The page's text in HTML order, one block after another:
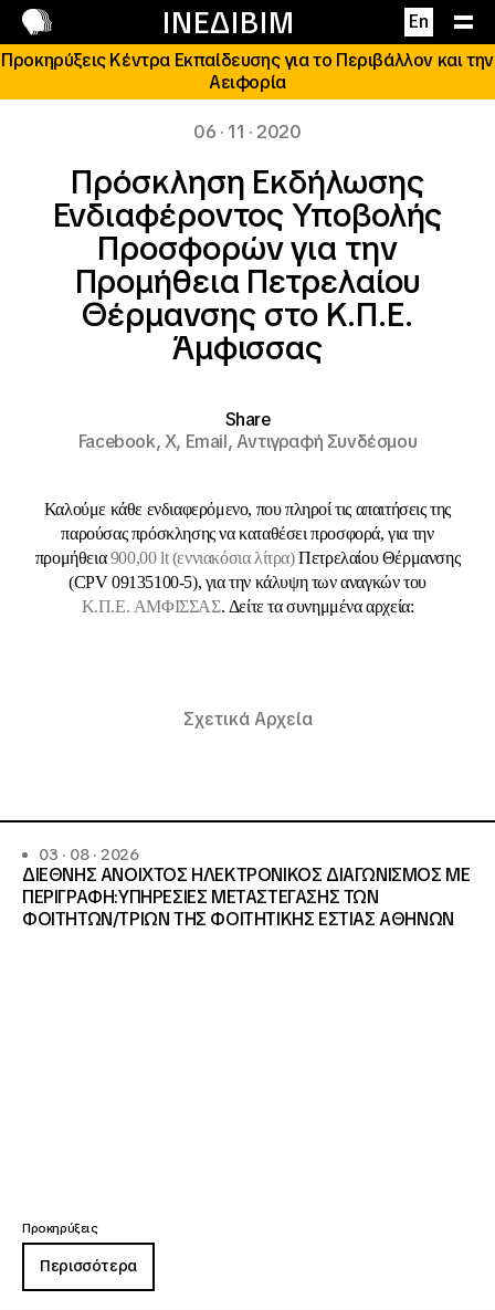
ΙΝΕΔΙΒΙΜ En
Επικοινωνία
Προκηρύξεις Κέντρα Εκπαίδευσης για το Περιβάλλον και την
Αειφορία
06 · 11 · 2020
Πρόσκληση Εκδήλωσης
Ενδιαφέροντος Υποβολής
Προσφορών για την
Προμήθεια Πετρελαίου
Θέρμανσης στο Κ.Π.Ε.
Άμφισσας
Share
Facebook,X, Email,Αντιγραφή Συνδέσμου
Καλούμε κάθε ενδιαφερόμενο, που πληροί τις απαιτήσεις της
παρούσας πρόσκλησης να καταθέσει προσφορά, για την
προμήθεια900,00 lt (εννιακόσια λίτρα)Πετρελαίου Θέρμανσης
(CPV 09135100-5), για την κάλυψη των αναγκών του
Κ.Π.Ε. ΑΜΦΙΣΣΑΣ. Δείτε τα συνημμένα αρχεία:
Σχετικά Αρχεία
03 · 08 · 2026
ΔΙΕΘΝΗΣ ΑΝΟΙΧΤΟΣ ΗΛΕΚΤΡΟΝΙΚΟΣ ΔΙΑΓΩΝΙΣΜΟΣ ΜΕ
ΠΕΡΙΓΡΑΦΗ:ΥΠΗΡΕΣΙΕΣ METAΣΤΕΓΑΣΗΣ ΤΩΝ
ΦΟΙΤΗΤΩΝ/ΤΡΙΩΝ ΤΗΣ ΦΟΙΤΗΤΙΚΗΣ ΕΣΤΙΑΣ ΑΘΗΝΩΝ
Προκηρύξεις
Περισσότερα